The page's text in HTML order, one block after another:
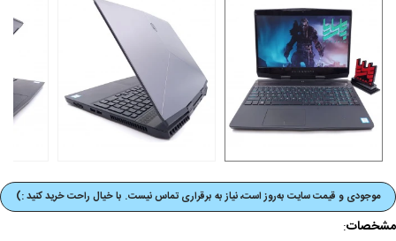
موجودی و قیمت‌ سایت به‌روز است، نیاز به برقراری تماس نیست. با خیال راحت خرید کنید :)
مشخصات: